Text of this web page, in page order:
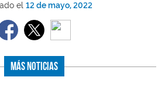
el 12 de mayo, 2022
Más Noticias